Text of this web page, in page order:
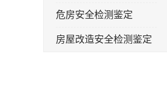
危房安全检测鉴定
房屋改造安全检测鉴定